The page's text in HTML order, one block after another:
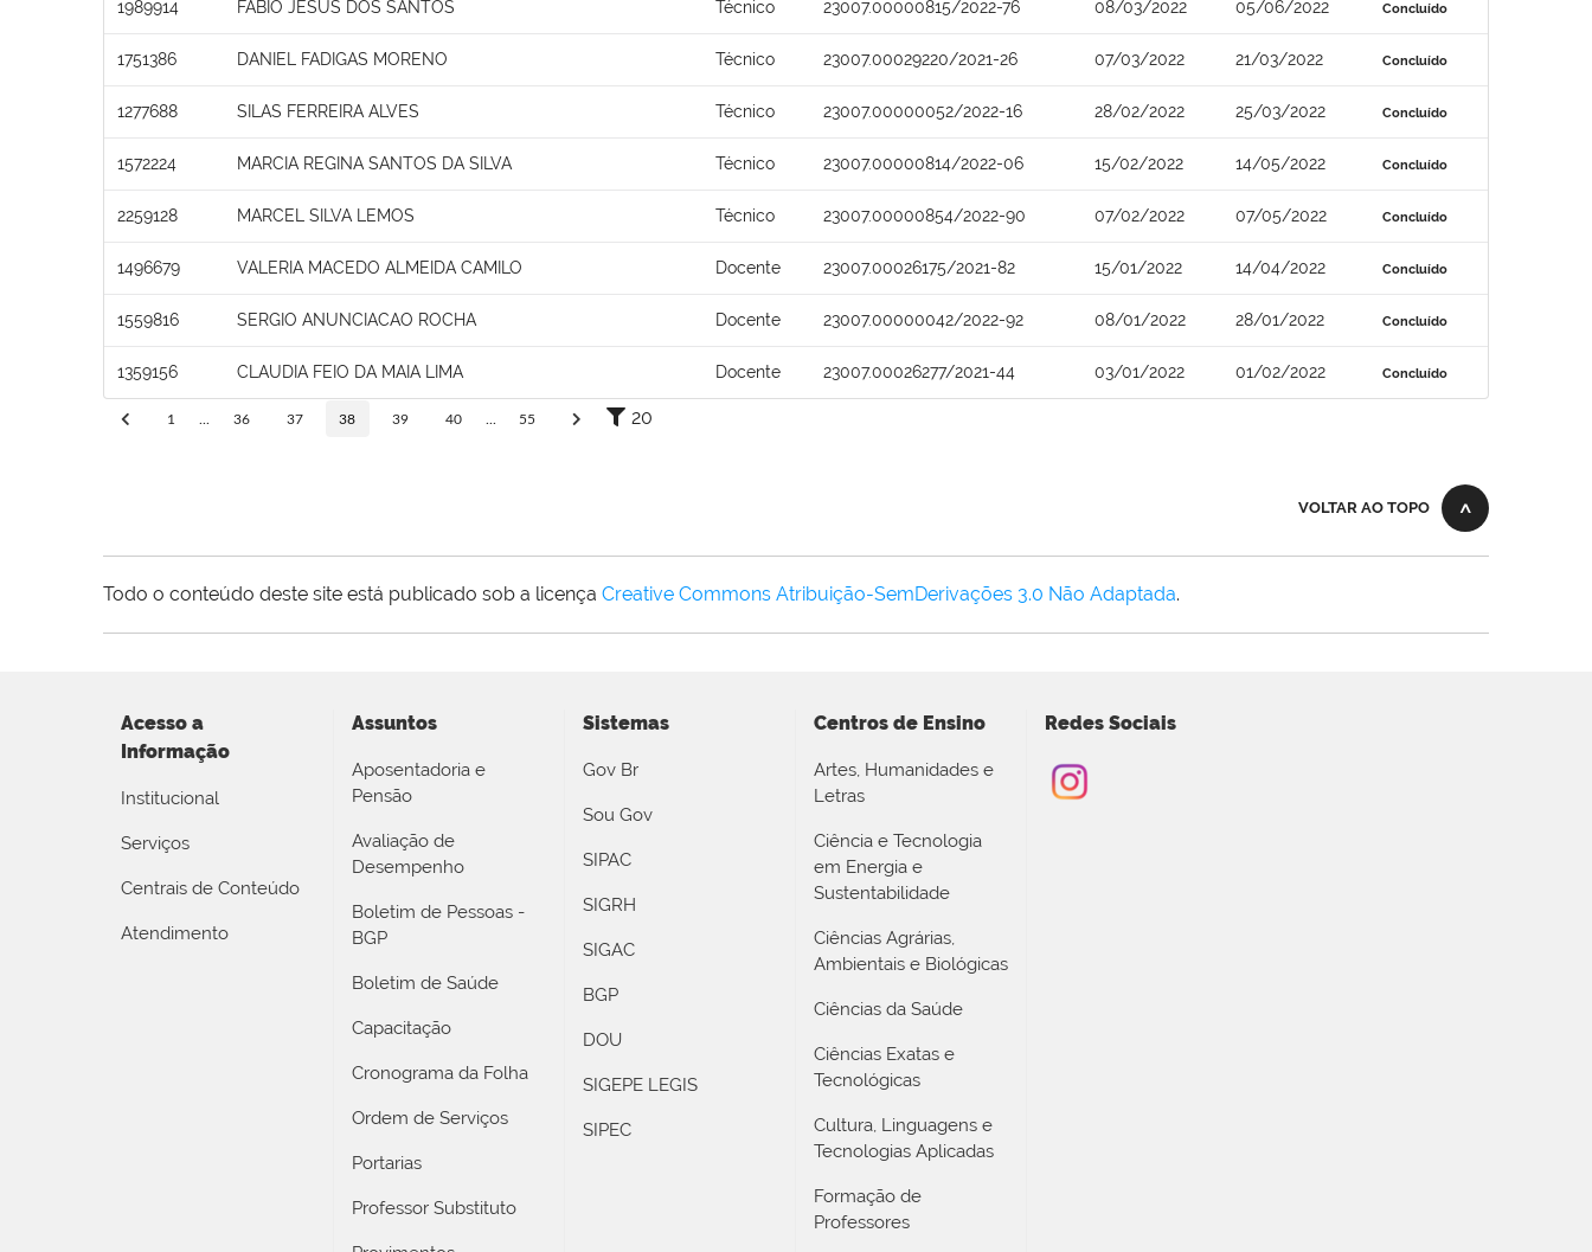
1989914 FABIO JESUS DOS SANTOS Técnico 23007.00000815/2022-76 08/03/2022 05/06/2022 Concluído
1751386 DANIEL FADIGAS MORENO Técnico 23007.00029220/2021-26 07/03/2022 21/03/2022 Concluído
1277688 SILAS FERREIRA ALVES Técnico 23007.00000052/2022-16 28/02/2022 25/03/2022 Concluído
1572224 MARCIA REGINA SANTOS DA SILVA Técnico 23007.00000814/2022-06 15/02/2022 14/05/2022 Concluído
2259128 MARCEL SILVA LEMOS Técnico 23007.00000854/2022-90 07/02/2022 07/05/2022 Concluído
1496679 VALERIA MACEDO ALMEIDA CAMILO Docente 23007.00026175/2021-82 15/01/2022 14/04/2022 Concluído
1559816 SERGIO ANUNCIACAO ROCHA Docente 23007.00000042/2022-92 08/01/2022 28/01/2022 Concluído
1359156 CLAUDIA FEIO DA MAIA LIMA Docente 23007.00026277/2021-44 03/01/2022 01/02/2022 Concluído
1 36 37 38 39 40 55 20
VOLTAR AO TOPO
Todo o conteúdo deste site está publicado sob a licença Creative Commons Atribuição-SemDerivações 3.0 Não Adaptada.
Acesso a
Informação
Institucional
Serviços
Centrais de Conteúdo
Atendimento
Assuntos
Aposentadoria e
Pensão
Avaliação de
Desempenho
Boletim de Pessoas -
BGP
Boletim de Saúde
Capacitação
Cronograma da Folha
Ordem de Serviços
Portarias
Professor Substituto
Sistemas
Gov Br
Sou Gov
SIPAC
SIGRH
SIGAC
BGP
DOU
SIGEPE LEGIS
SIPEC
Centros de Ensino
Artes, Humanidades e
Letras
Ciência e Tecnologia
em Energia e
Sustentabilidade
Ciências Agrárias,
Ambientais e Biológicas
Ciências da Saúde
Ciências Exatas e
Tecnológicas
Cultura, Linguagens e
Tecnologias Aplicadas
Formação de
Professores
Redes Sociais